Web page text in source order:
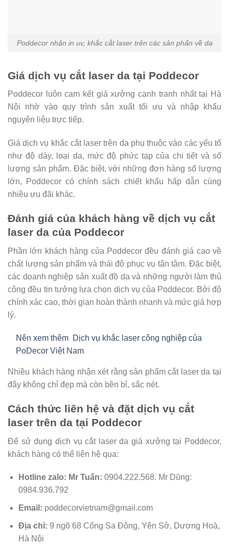
Poddecor nhận in uv, khắc cắt laser trên các sản phẩn về da
Giá dịch vụ cắt laser da tại Poddecor
Poddecor luôn cam kết giá xưởng cạnh tranh nhất tại Hà
Nội nhờ vào quy trình sản xuất tối ưu và nhập khẩu
nguyên liệu trực tiếp.
Giá dịch vụ khắc cắt laser trên da phụ thuộc vào các yếu tố
như độ dày, loại da, mức độ phức tạp của chi tiết và số
lượng sản phẩm. Đặc biệt, với những đơn hàng số lượng
lớn, Poddecor có chính sách chiết khấu hấp dẫn cùng
nhiều ưu đãi khác.
Đánh giá của khách hàng về dịch vụ cắt
laser da của Poddecor
Phần lớn khách hàng của Poddecor đều đánh giá cao về
chất lượng sản phẩm và thái độ phục vụ tận tâm. Đặc biệt,
các doanh nghiệp sản xuất đồ da và những người làm thủ
công đều tin tưởng lựa chọn dịch vụ của Poddecor. Bởi độ
chính xác cao, thời gian hoàn thành nhanh và mức giá hợp
lý.
Nên xem thêm Dịch vụ khắc laser công nghiệp của
PoDecor Việt Nam
Nhiều khách hàng nhận xét rằng sản phẩm cắt laser da tại
đây không chỉ đẹp mà còn bền bỉ, sắc nét.
Cách thức liên hệ và đặt dịch vụ cắt
laser trên da tại Poddecor
Để sử dụng dịch vụ cắt laser da giá xưởng tại Poddecor,
khách hàng có thể liên hệ qua:
Hotline zalo: Mr Tuấn: 0904.222.568. Mr Dũng:
0984.936.792
Email: poddecorvietnam@gmail.com
Địa chỉ: 9 ngõ 68 Cổng Sa Đông, Yên Sở, Dương Hoà,
Hà Nội